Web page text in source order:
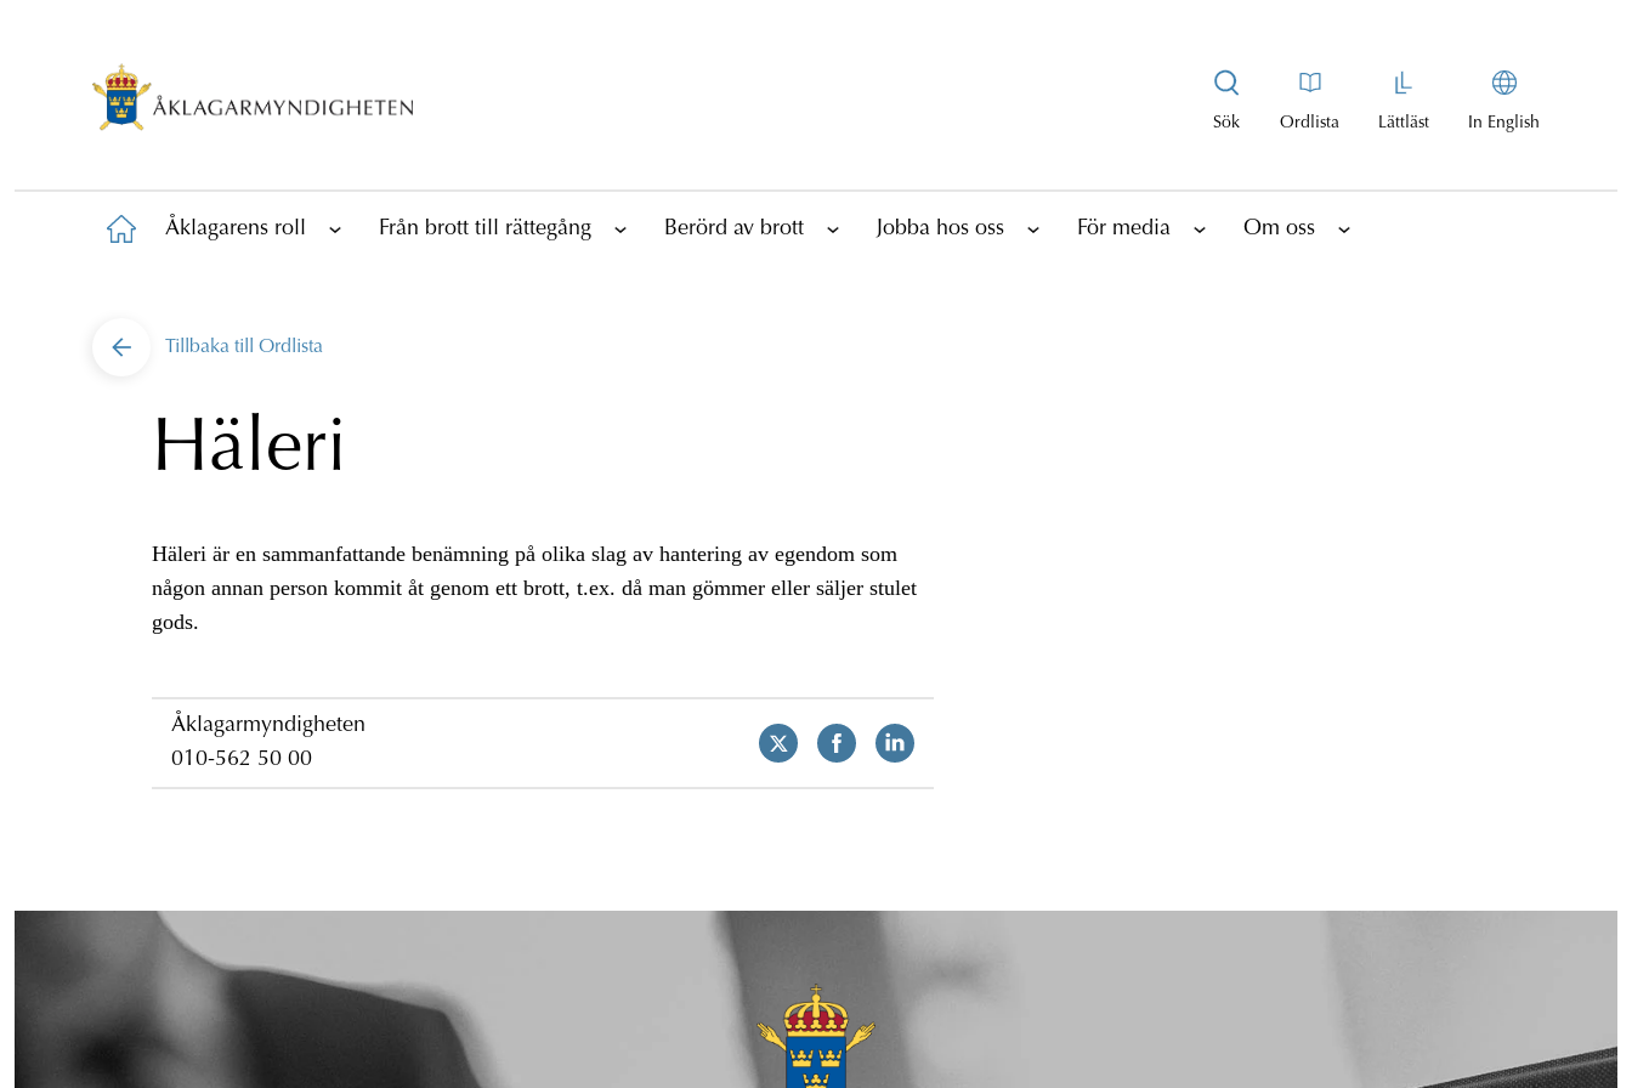
Sök Ordlista Lättläst In English
Åklagarens roll Från brott till rättegång Berörd av brott Jobba hos oss För media Om oss
Tillbaka till Ordlista
Häleri
Häleri är en sammanfattande benämning på olika slag av hantering av egendom som
någon annan person kommit åt genom ett brott, t.ex. då man gömmer eller säljer stulet
gods.
Åklagarmyndigheten
010-562 50 00